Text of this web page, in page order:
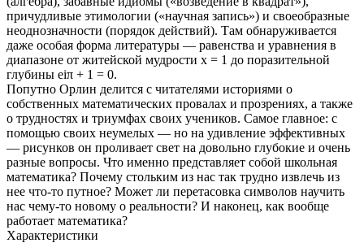
причудливые этимологии («научная запись») и своеобразные
неоднозначности (порядок действий). Там обнаруживается
даже особая форма литературы — равенства и уравнения в
диапазоне от житейской мудрости x = 1 до поразительной
глубины eiπ + 1 = 0.
Попутно Орлин делится с читателями историями о
собственных математических провалах и прозрениях, а также
о трудностях и триумфах своих учеников. Самое главное: с
помощью своих неумелых — но на удивление эффективных
— рисунков он проливает свет на довольно глубокие и очень
разные вопросы. Что именно представляет собой школьная
математика? Почему стольким из нас так трудно извлечь из
нее что-то путное? Может ли перетасовка символов научить
нас чему-то новому о реальности? И наконец, как вообще
работает математика?
Характеристики